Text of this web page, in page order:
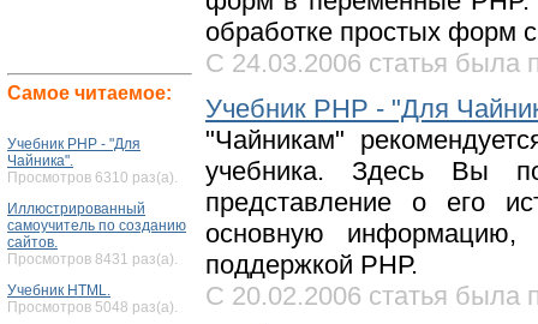
Самое читаемое:
Учебник PHP - "Для
Чайника".
Просмотров 6310 раз(а).
Иллюстрированный
самоучитель по созданию
сайтов.
Просмотров 8431 раз(а).
Учебник HTML.
Просмотров 5048 раз(а).
обработке простых форм
С 24.03.2006 статья была
Учебник PHP - "Для
"Чайникам"
учебника. Здесь Вы
представление о его
основную информацию,
поддержкой РНР.
С 20.02.2006 статья была